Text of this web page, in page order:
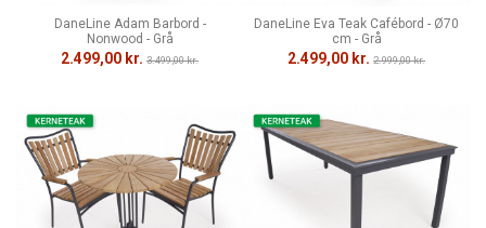
DaneLine Adam Barbord -
Nonwood - Grå
2.499,00 kr. 3.499,00 kr.
DaneLine Eva Teak Cafébord - Ø70
cm - Grå
2.499,00 kr. 2.999,00 kr.